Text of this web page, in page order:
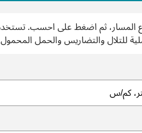
للتلال والتضاريس والحمل